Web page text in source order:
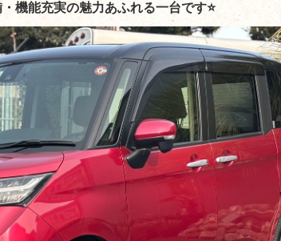
機能充実の魅力あふれる一台です⭐